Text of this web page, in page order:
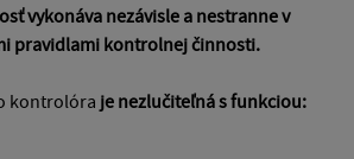
vykonáva nezávisle a nestranne v
pravidlami kontrolnej činnosti.
kontrolóra je nezlučiteľná s funkciou: